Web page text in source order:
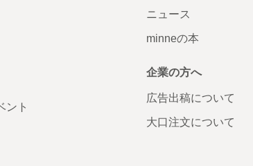
ント
ニュース
minneの本
企業の方へ
広告出稿について
大口注文について